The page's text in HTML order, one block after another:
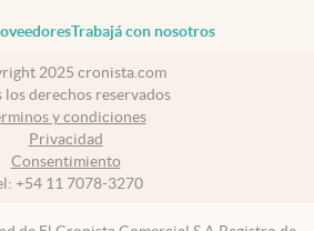
Trabajá con nosotros
2025 cronista.com
los derechos reservados
y condiciones
Privacidad
Consentimiento
+54 11 7078-3270